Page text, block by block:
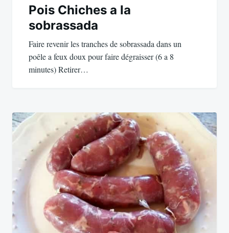
Pois Chiches a la
sobrassada
Faire revenir les tranches de sobrassada dans un
poêle a feux doux pour faire dégraisser (6 a 8
minutes) Retirer…